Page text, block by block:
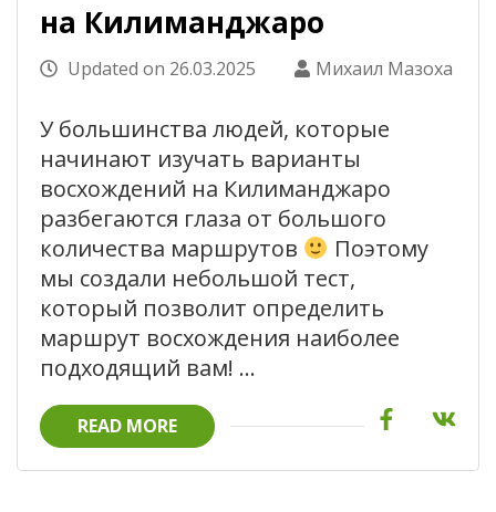
на Килиманджаро
Updated on 26.03.2025 Михаил Мазоха
У большинства людей, которые
начинают изучать варианты
восхождений на Килиманджаро
разбегаются глаза от большого
количества маршрутов
Поэтому
мы создали небольшой тест,
который позволит определить
маршрут восхождения наиболее
подходящий вам! …
READ MORE